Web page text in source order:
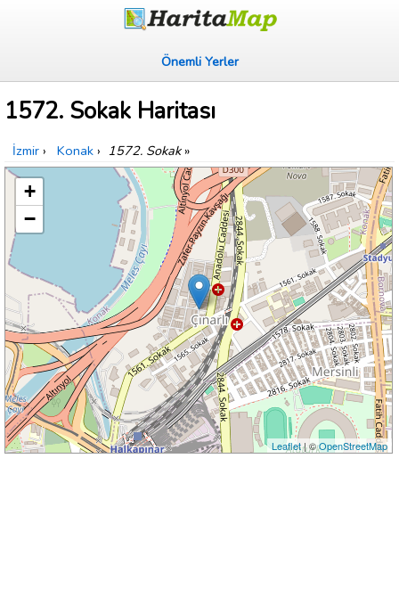
Önemli Yerler
1572. Sokak Haritası
İzmir › Konak › 1572. Sokak»
+
−
Leaflet| ©OpenStreetMap